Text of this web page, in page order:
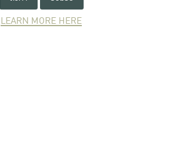
NEWCOMER
LEARN MORE HERE